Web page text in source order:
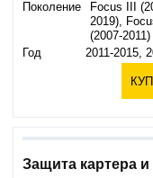
Поколение
Focus III
2019),
(2007-2011)
Год
2011-2015,
Защита картера и